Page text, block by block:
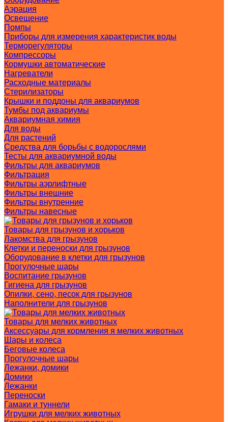
Аэрация
Освещение
Помпы
Приборы для измерения характеристик воды
Терморегуляторы
Компрессоры
Кормушки автоматические
Нагреватели
Расходные материалы
Стерилизаторы
Крышки и поддоны для аквариумов
Тумбы под аквариумы
Аквариумная химия
Для воды
Для растений
Средства для борьбы с водорослями
Тесты для аквариумной воды
Фильтры для аквариумов
Фильтрация
Фильтры аэрлифтные
Фильтры внешние
Фильтры внутренние
Фильтры навесные
Товары для грызунов и хорьков
Лакомства для грызунов
Клетки и переноски для грызунов
Оборудование в клетки для грызунов
Прогулочные шары
Воспитание грызунов
Гигиена для грызунов
Опилки, сено, песок для грызунов
Наполнители для грызунов
Товары для мелких животных
Аксессуары для кормления я мелких животных
Шары и колеса
Беговые колеса
Прогулочные шары
Лежанки, домики
Домики
Лежанки
Переноски
Гамаки и туннели
Игрушки для мелких животных